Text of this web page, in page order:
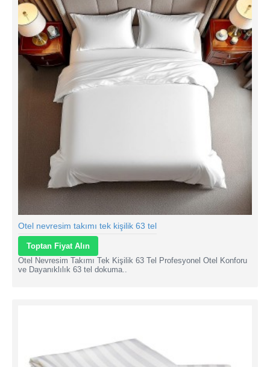
Otel nevresim takımı tek kişilik 63 tel
Toptan Fiyat Alın
Otel Nevresim Takımı Tek Kişilik 63 Tel Profesyonel Otel Konforu
ve Dayanıklılık 63 tel dokuma..